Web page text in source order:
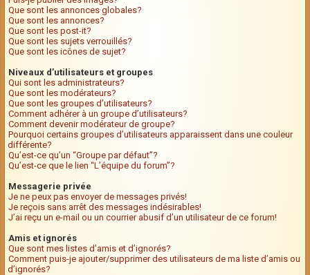
Que sont les annonces globales?
Que sont les annonces?
Que sont les post-it?
Que sont les sujets verrouillés?
Que sont les icônes de sujet?
Niveaux d’utilisateurs et groupes
Qui sont les administrateurs?
Que sont les modérateurs?
Que sont les groupes d’utilisateurs?
Comment adhérer à un groupe d’utilisateurs?
Comment devenir modérateur de groupe?
Pourquoi certains groupes d’utilisateurs apparaissent dans une couleur
différente?
Qu’est-ce qu’un “Groupe par défaut”?
Qu’est-ce que le lien “L’équipe du forum”?
Messagerie privée
Je ne peux pas envoyer de messages privés!
Je reçois sans arrêt des messages indésirables!
J’ai reçu un e-mail ou un courrier abusif d’un utilisateur de ce forum!
Amis et ignorés
Que sont mes listes d’amis et d’ignorés?
Comment puis-je ajouter/supprimer des utilisateurs de ma liste d’amis ou
d’ignorés?